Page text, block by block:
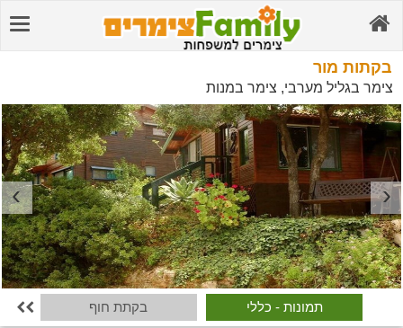
בקתות מור
צימר בגליל מערבי, צימר במנות
תמונות - כללי בקתת חוף 